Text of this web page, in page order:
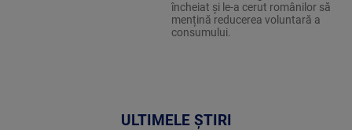
încheiat și le-a cerut românilor să
mențină reducerea voluntară a
consumului.
ULTIMELE ȘTIRI